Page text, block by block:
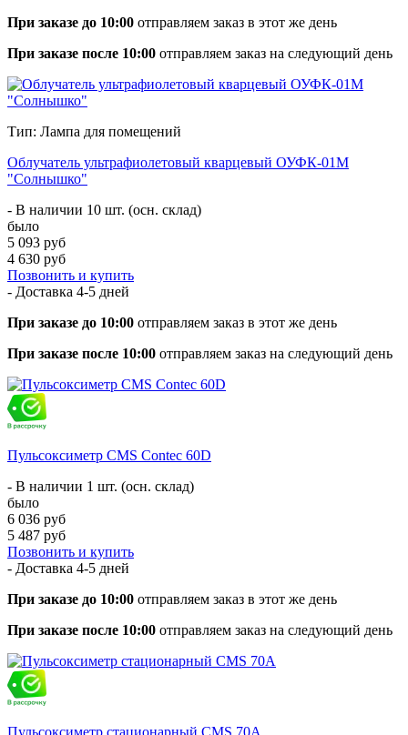
При заказе до 10:00 отправляем заказ в этот же день
При заказе после 10:00 отправляем заказ на следующий день
Тип: Лампа для помещений
Облучатель ультрафиолетовый кварцевый ОУФК-01М
"Солнышко"
- В наличии 10 шт. (осн. склад)
было
5 093 руб
4 630 руб
Позвонить и купить
- Доставка 4-5 дней
При заказе до 10:00 отправляем заказ в этот же день
При заказе после 10:00 отправляем заказ на следующий день
Пульсоксиметр CMS Contec 60D
- В наличии 1 шт. (осн. склад)
было
6 036 руб
5 487 руб
Позвонить и купить
- Доставка 4-5 дней
При заказе до 10:00 отправляем заказ в этот же день
При заказе после 10:00 отправляем заказ на следующий день
Пульсоксиметр стационарный CMS 70A